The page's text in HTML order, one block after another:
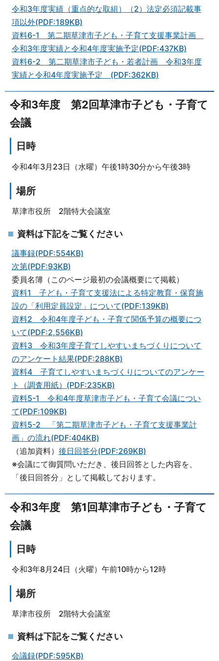
令和3年度実績（重点的な取組）（2）法定必須記載事
項以外(PDF:189KB)
資料6-1 第二期草津市子ども・子育て支援事業計画
令和3年度実績と令和4年度実施予定(PDF:437KB)
資料6-2 第二期草津市子ども・若者計画 令和3年度
実績と令和4年度実施予定 (PDF:362KB)
令和3年度 第2回草津市子ども・子育て
会議
日時
令和4年3月23日（水曜）午後1時30分から午後3時
場所
草津市役所 2階特大会議室
資料は下記をご覧ください
議事録(PDF:554KB)
次第(PDF:93KB)
委員名簿（このページ最初の会議概要にて掲載）
資料1 子ども・子育て支援法による特定教育・保育施
設の「利用定員設定」について(PDF:139KB)
資料2 令和4年度子ども・子育て関係予算の概要につ
いて(PDF:2,556KB)
資料3 令和3年度子育てしやすいまちづくりについて
のアンケート結果(PDF:288KB)
資料4 子育てしやすいまちづくりについてのアンケー
ト（調査用紙）(PDF:235KB)
資料5-1 令和4年度草津市子ども・子育て会議につい
て(PDF:109KB)
資料5-2 「第二期草津市子ども・子育て支援事業計
画」の流れ(PDF:404KB)
（追加資料） 後日回答分(PDF:269KB)
※会議にて御質問いただき、後日回答とした内容を、
「後日回答分」として掲載しております。
令和3年度 第1回草津市子ども・子育て
会議
日時
令和3年8月24日（火曜）午前10時から12時
場所
草津市役所 2階特大会議室
資料は下記をご覧ください
会議録(PDF:595KB)